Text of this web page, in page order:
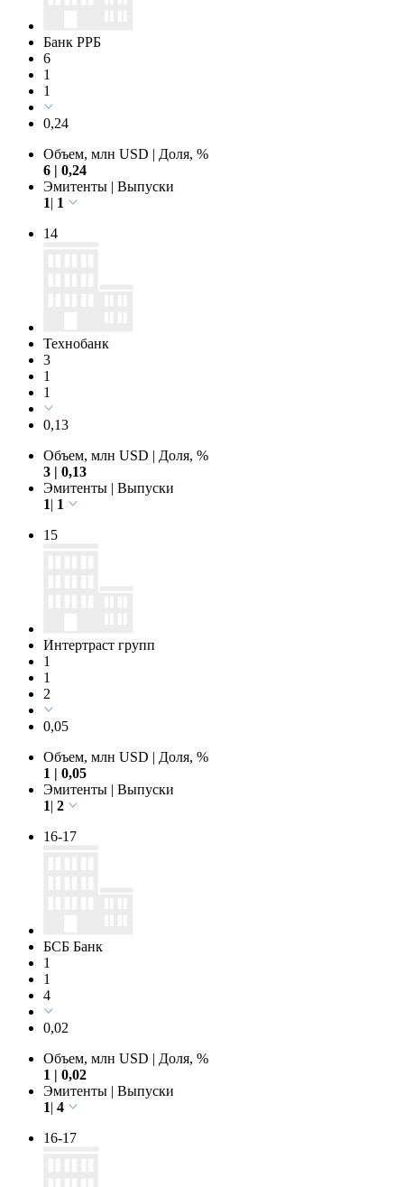
Банк РРБ
6
1
1
0,24
Объем, млн USD | Доля, %
6 | 0,24
Эмитенты | Выпуски
1| 1
14
Технобанк
3
1
1
0,13
Объем, млн USD | Доля, %
3 | 0,13
Эмитенты | Выпуски
1| 1
15
Интертраст групп
1
1
2
0,05
Объем, млн USD | Доля, %
1 | 0,05
Эмитенты | Выпуски
1| 2
16-17
БСБ Банк
1
1
4
0,02
Объем, млн USD | Доля, %
1 | 0,02
Эмитенты | Выпуски
1| 4
16-17